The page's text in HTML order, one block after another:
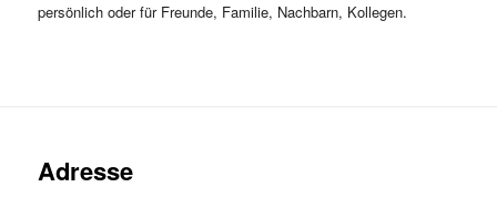
persönlich oder für Freunde, Familie, Nachbarn, Kollegen.
Adresse